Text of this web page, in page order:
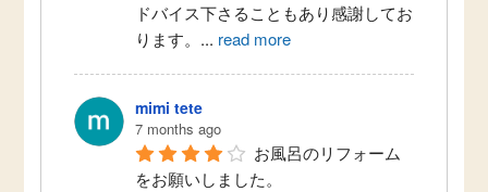
ドバイス下さることもあり感謝してお
ります。 ... read more
mimi tete
7 months ago
お風呂のリフォーム
をお願いしました。